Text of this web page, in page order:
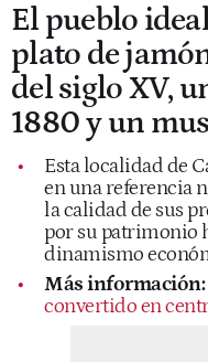
El pueblo
plato de
del siglo XV,
1880 y un
Esta localidad de
en una referencia
la calidad de sus
por su patrimonio
dinamismo
Más información:
convertido en